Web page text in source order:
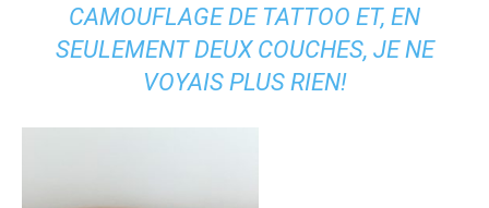
CAMOUFLAGE DE TATTOO ET, EN
SEULEMENT DEUX COUCHES, JE NE
VOYAIS PLUS RIEN!